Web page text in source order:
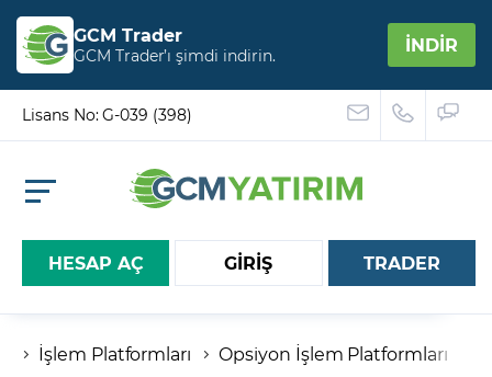
GCM Trader
GCM Trader’ı şimdi indirin. İNDİR
Lisans No: G-039 (398)
HESAP AÇ GİRİŞ
Hesap numaranız
TRADER
İşlem Platformları Opsiyon İşlem Platformları